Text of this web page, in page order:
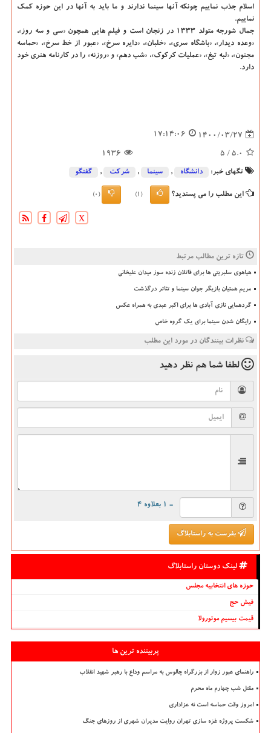
اسلام جذب نماییم چونکه آنها سینما ندارند و ما باید به آنها در این حوزه کمک
نماییم.
جمال شورجه متولد ۱۳۳۳ در زنجان است و فیلم هایی همچون «سی و سه روز»،
«وعده دیدار»، «باشگاه سری»، «خلبان»، «دایره سرخ»، «عبور از خط سرخ»، «حماسه
مجنون»، «لبه تیغ»، «عملیات کرکوک»، «شب دهم» و «روزنه» را در کارنامه هنری خود
دارد.
1400/03/27
17:14:06
5.0
/ 5
1936
تگهای خبر: دانشگاه‌ , سینما , شركت , گفتگو
این مطلب را می پسندید؟ (1)
(0)
X
تازه ترین مطالب مرتبط
هیاهوی سلبریتی ها برای قاتلان زنده سوز میدان علیخانی
مریم همتیان بازیگر جوان سینما و تئاتر درگذشت
گردهمایی نازی آبادی ها برای اکبر عبدی به همراه عکس
رایگان شدن سینما برای یک گروه خاص
نظرات بینندگان در مورد این مطلب
لطفا شما هم نظر دهید
= ۱ بعلاوه ۴
بفرست به راستابلاگ
لینک دوستان راستابلاگ
حوزه های انتخابیه مجلس
فیش حج
قیمت بیسیم موتورولا
پربیننده ترین ها
راهنمای عبور زوار از بزرگراه چالوس به مراسم وداع با رهبر شهید انقلاب
مقتل شب چهارم ماه محرم
امروز وقت حماسه است نه عزاداری
شکست پروژه غزه سازی تهران روایت مدیران شهری از روزهای جنگ